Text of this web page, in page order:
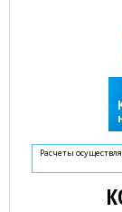
Расчеты